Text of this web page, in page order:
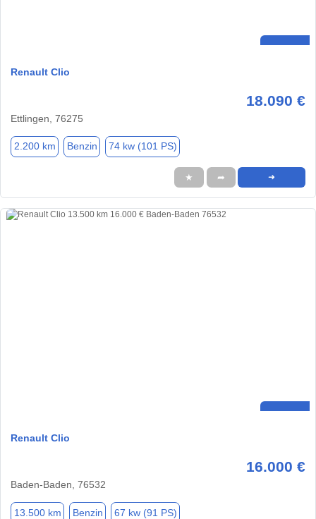
Renault Clio
18.090 €
Ettlingen, 76275
2.200 km Benzin 74 kw (101 PS)
★ ➦ ➜
Renault Clio
16.000 €
Baden-Baden, 76532
13.500 km Benzin 67 kw (91 PS)